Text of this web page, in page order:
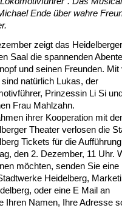
Ende über wahre
zeigt das
Saal die spannenden
und seinen Freunden. Mit
sind natürlich Lukas, der
Prinzessin Li Si
Frau Mahlzahn.
ihrer Kooperation mit
Theater verlosen die
Tickets für die
den 2. Dezember, 11 Uhr.
möchten, senden Sie
Heidelberg,
oder eine E Mail an
Ihren Namen, Ihre Adresse